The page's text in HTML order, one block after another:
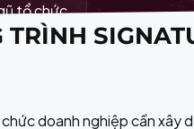
tổ chức
doanh nghiệp cần xây